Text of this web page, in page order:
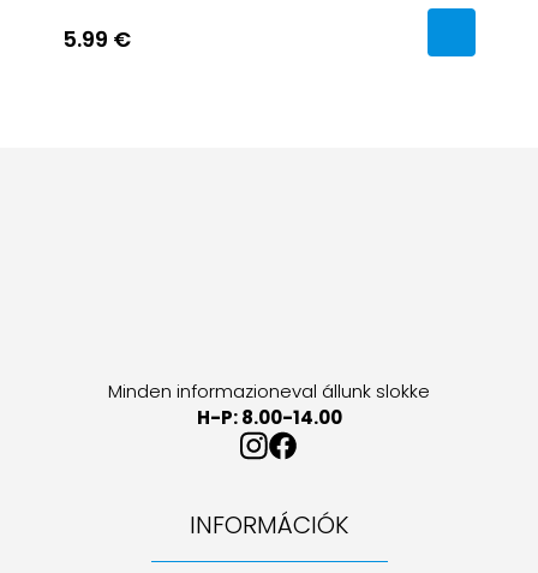
5.99 €
INFORMÁCIÓK
Minden informazioneval állunk slokke
H-P: 8.00-14.00